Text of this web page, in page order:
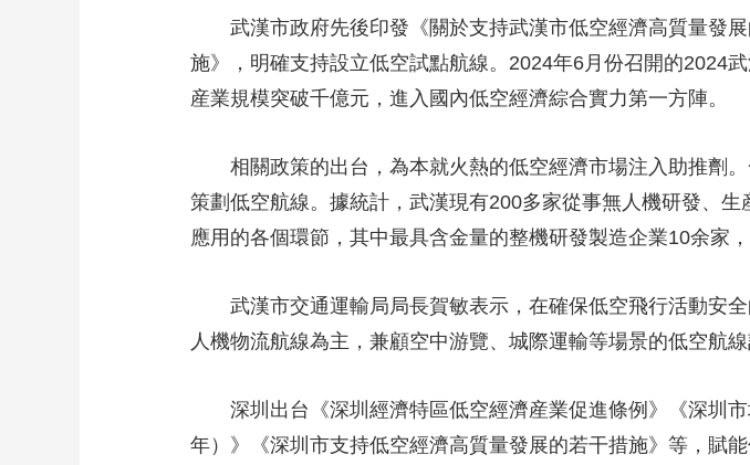
武漢市政府先後印發《關於支持武漢市低空經濟高質量發
施》，明確支持設立低空試點航線。2024年6月份召開的2024
産業規模突破千億元，進入國內低空經濟綜合實力第一方陣。
相關政策的出台，為本就火熱的低空經濟市場注入助推劑
策劃低空航線。據統計，武漢現有200多家從事無人機研發、
應用的各個環節，其中最具含金量的整機研發製造企業10余家，
武漢市交通運輸局局長賀敏表示，在確保低空飛行活動安
人機物流航線為主，兼顧空中游覽、城際運輸等場景的低空航線
深圳出台《深圳經濟特區低空經濟産業促進條例》《深圳
年）》《深圳市支持低空經濟高質量發展的若干措施》等，賦能